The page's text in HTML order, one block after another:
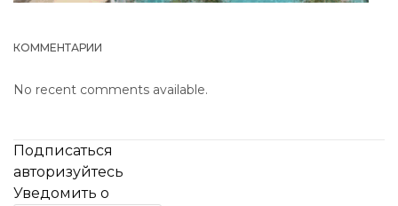
КОММЕНТАРИИ
No recent comments available.
Подписаться
авторизуйтесь
Уведомить о